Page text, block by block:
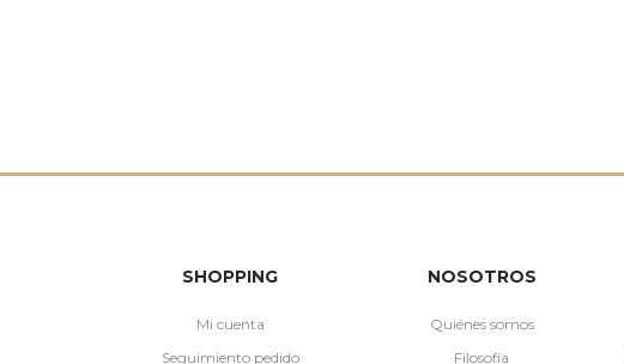
SHOPPING
Mi cuenta
Seguimiento pedido
NOSOTROS
Quiénes somos
Filosofía